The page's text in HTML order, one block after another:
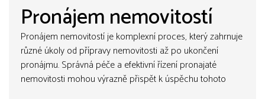
Pronájem nemovitostí
Pronájem nemovitostí je komplexní proces, který zahrnuje
různé úkoly od přípravy nemovitosti až po ukončení
pronájmu. Správná péče a efektivní řízení pronajaté
nemovitosti mohou výrazně přispět k úspěchu tohoto